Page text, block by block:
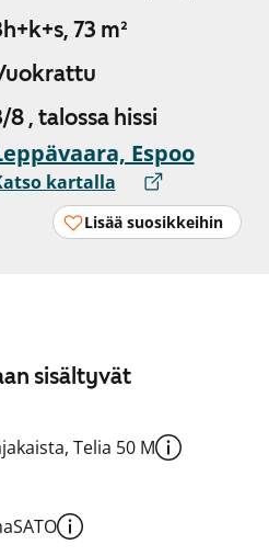
73 m²
8 , talossa hissi
Espoo
kartalla
Lisää suosikkeihin
sisältyvät
Telia 50 M